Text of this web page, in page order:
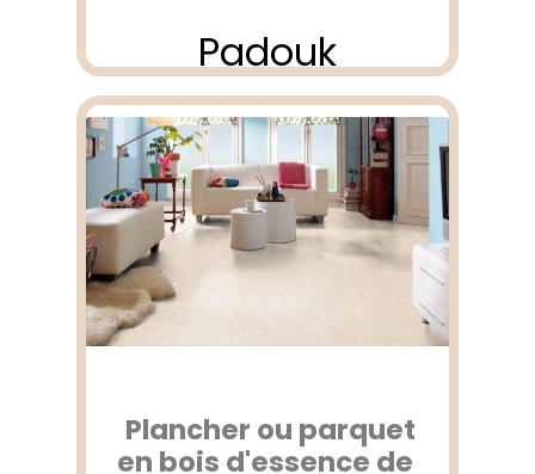
Padouk
Plancher ou parquet
en bois d'essence de